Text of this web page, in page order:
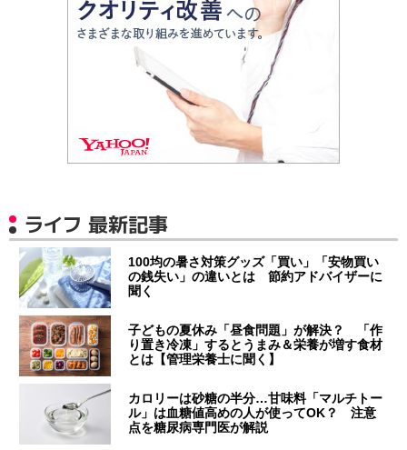
ライフ 最新記事
100均の暑さ対策グッズ「買い」「安物買い
の銭失い」の違いとは 節約アドバイザーに
聞く
子どもの夏休み「昼食問題」が解決？ 「作
り置き冷凍」するとうまみ＆栄養が増す食材
とは【管理栄養士に聞く】
カロリーは砂糖の半分…甘味料「マルチトー
ル」は血糖値高めの人が使ってOK？ 注意
点を糖尿病専門医が解説